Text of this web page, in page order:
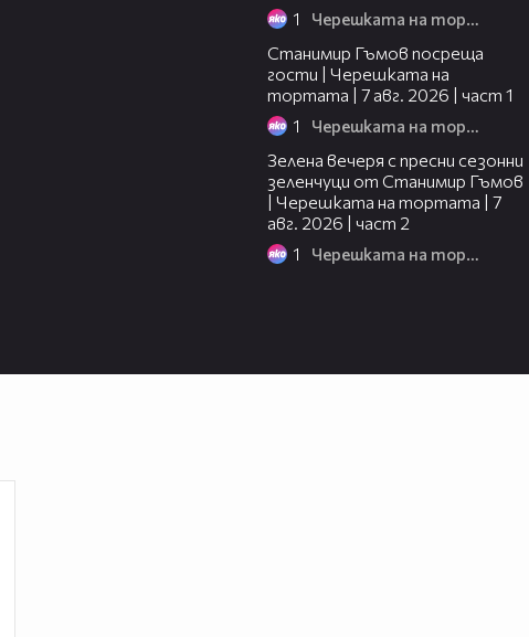
1 Черешката на тортата
Станимир Гъмов посреща
гости | Черешката на
тортата | 7 авг. 2026 | част 1
1 Черешката на тортата
Зелена вечеря с пресни сезонни
зеленчуци от Станимир Гъмов
| Черешката на тортата | 7
авг. 2026 | част 2
1 Черешката на тортата